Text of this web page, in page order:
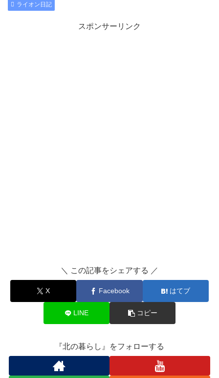
ライオン日記
スポンサーリンク
＼ この記事をシェアする ／
X Facebook はてブ
LINE コピー
『北の暮らし』をフォローする